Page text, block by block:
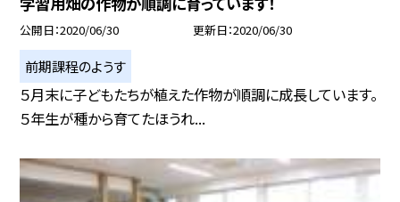
公開日 2020/06/30 更新日 2020/06/30
前期課程のようす
５月末に子どもたちが植えた作物が順調に成長しています。
５年生が種から育てたほうれ...